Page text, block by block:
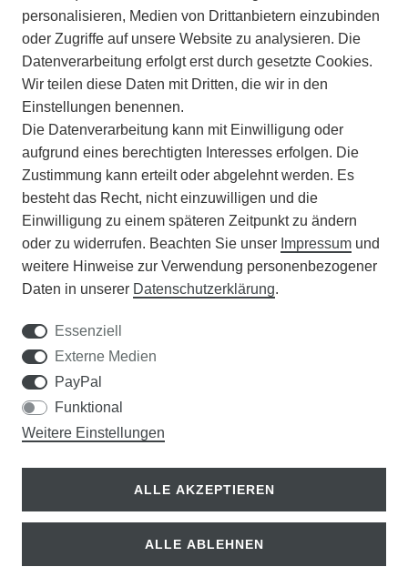
ZAHLUNGSARTEN
VERSAND
BATTERIEENTSORGUNG
VERANSTALTUNGEN
APOTHEKERSCHRANK
WISSENSWERTES
DER WEG ZUM TRAUMRASEN
Samen Rohde GmbH
© Copyright 2026 | Alle Rechte vorbehalten.
personalisieren, Medien von Drittanbietern einzubinden
oder Zugriffe auf unsere Website zu analysieren. Die
Datenverarbeitung erfolgt erst durch gesetzte Cookies.
Wir teilen diese Daten mit Dritten, die wir in den
Einstellungen benennen.
Die Datenverarbeitung kann mit Einwilligung oder
aufgrund eines berechtigten Interesses erfolgen. Die
Zustimmung kann erteilt oder abgelehnt werden. Es
besteht das Recht, nicht einzuwilligen und die
Einwilligung zu einem späteren Zeitpunkt zu ändern
oder zu widerrufen. Beachten Sie unser Impressum und
weitere Hinweise zur Verwendung personenbezogener
Daten in unserer Daten­schutz­erklärung.
Essenziell
Externe Medien
PayPal
Funktional
Weitere Einstellungen
ALLE AKZEPTIEREN
ALLE ABLEHNEN